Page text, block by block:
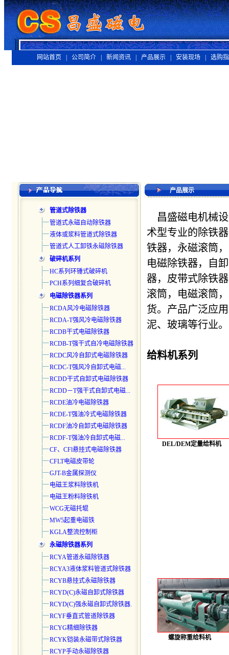
网站首页 | 公司简介 | 新闻资讯 | 产品展示 | 安装现场 | 选购
管道式除铁器
管道式永磁自动除铁器
液体或浆料管道式除铁器
管道式人工卸铁永磁除铁器
破碎机系列
HC系列环锤式破碎机
PCH系列细复合破碎机
电磁除铁器系列
RCDA风冷电磁除铁器
RCDA-T强风冷电磁除铁器
RCDB干式电磁除铁器
RCDB-T强干式自冷电磁除铁器
RCDC风冷自卸式电磁除铁器
RCDC-T强风冷自卸式电磁...
RCDD干式自卸式电磁除铁器
RCDD－T强干式自卸式电磁...
RCDE油冷电磁除铁器
RCDE-T强油冷式电磁除铁器
RCDF油冷自卸式电磁除铁器
RCDF-T强油冷自卸式电磁...
CF、CFl悬挂式电磁除铁器
CFLT电磁皮带轮
GJT-B金属探测仪
电磁王浆料除铁机
电磁王粉料除铁机
WCG无磁托辊
MW5起重电磁铁
KGLA整流控制柜
永磁除铁器系列
RCYA管道永磁除铁器
RCYA3液体浆料管道式除铁器
RCYB悬挂式永磁除铁器
RCYD(C)永磁自卸式除铁器
RCYD(C)强永磁自卸式除铁器.
RCYF垂直式管道除铁器
RCYG精细除铁器
RCYK铠装永磁带式除铁器
RCYP手动永磁除铁器
产品展示
昌盛磁电机械
术型专业的除铁
铁器， 永磁滚筒
电磁除铁器，自
器，皮带式除铁
滚筒，电磁滚筒
货。产品广泛应
泥、玻璃等行业。
给料机系列
DEL/DEM定量给料机
螺旋称重给料机